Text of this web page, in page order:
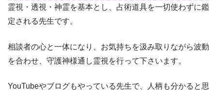
霊視・透視・神霊を基本とし、占術道具を一切使わずに鑑
定される先生です。
相談者の心と一体になり、お気持ちを汲み取りながら波動
を合わせ、守護神様通し霊視を行って下さいます。
YouTubeやブログもやっている先生で、人柄も分かると思